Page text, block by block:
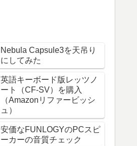
Nebula Capsule3を天吊り
にしてみた
英語キーボード版レッツノ
ート（CF-SV）を購入
（Amazonリファービッシ
ュ）
安価なFUNLOGYのPCスピ
ーカーの音質チェック